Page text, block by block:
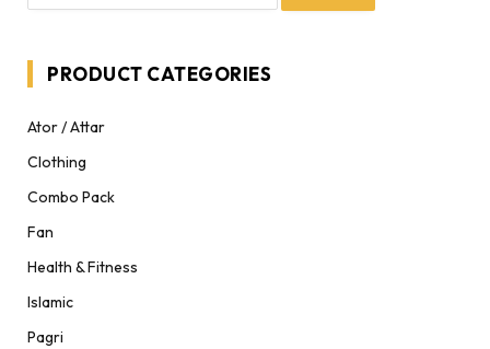
PRODUCT CATEGORIES
Ator / Attar
Clothing
Combo Pack
Fan
Health & Fitness
Islamic
Pagri